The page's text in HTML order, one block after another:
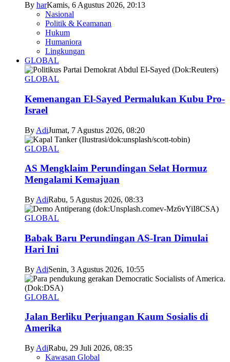
By harKamis, 6 Agustus 2026, 20:13
Nasional
Politik & Keamanan
Hukum
Humaniora
Lingkungan
GLOBAL
GLOBAL
Kemenangan El-Sayed Permalukan Kubu Pro-
Israel
By AdiJumat, 7 Agustus 2026, 08:20
GLOBAL
AS Mengklaim Perundingan Selat Hormuz
Mengalami Kemajuan
By AdiRabu, 5 Agustus 2026, 08:33
GLOBAL
Babak Baru Perundingan AS-Iran Dimulai
Hari Ini
By AdiSenin, 3 Agustus 2026, 10:55
GLOBAL
Jalan Berliku Perjuangan Kaum Sosialis di
Amerika
By AdiRabu, 29 Juli 2026, 08:35
Kawasan Global